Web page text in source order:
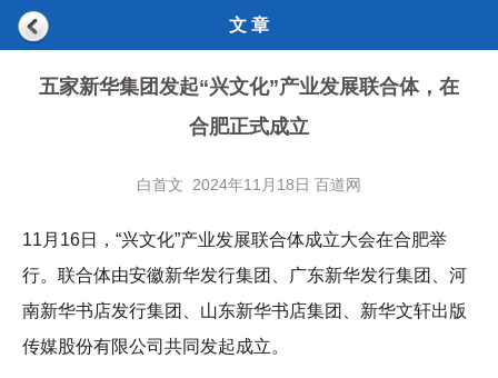
文 章
五家新华集团发起“兴文化”产业发展联合体，在
合肥正式成立
白首文 2024年11月18日 百道网
11月16日，“兴文化”产业发展联合体成立大会在合肥举
行。联合体由安徽新华发行集团、广东新华发行集团、河
南新华书店发行集团、山东新华书店集团、新华文轩出版
传媒股份有限公司共同发起成立。